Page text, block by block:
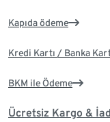
Kapıda ödeme
Kredi Kartı / Banka
BKM ile Ödeme
Ücretsiz Kargo &